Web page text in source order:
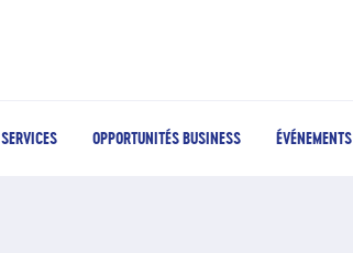
SERVICES OPPORTUNITÉS BUSINESS ÉVÉNEMENTS